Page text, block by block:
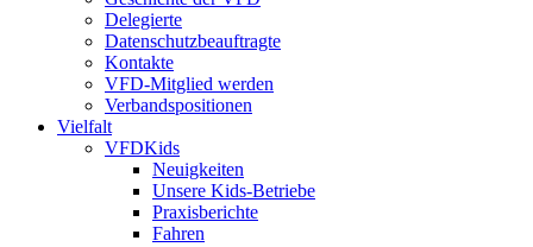
Delegierte
Datenschutzbeauftragte
Kontakte
VFD-Mitglied werden
Verbandspositionen
Vielfalt
VFDKids
Neuigkeiten
Unsere Kids-Betriebe
Praxisberichte
Fahren